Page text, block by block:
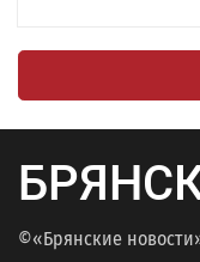
©«Брянские